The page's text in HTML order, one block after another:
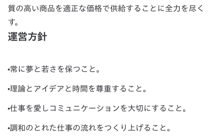
質の高い商品を適正な価格で供給することに全力を尽く
す。
運営方針
常に夢と若さを保つこと。
理論とアイデアと時間を尊重すること。
仕事を愛しコミュニケーションを大切にすること。
調和のとれた仕事の流れをつくり上げること。